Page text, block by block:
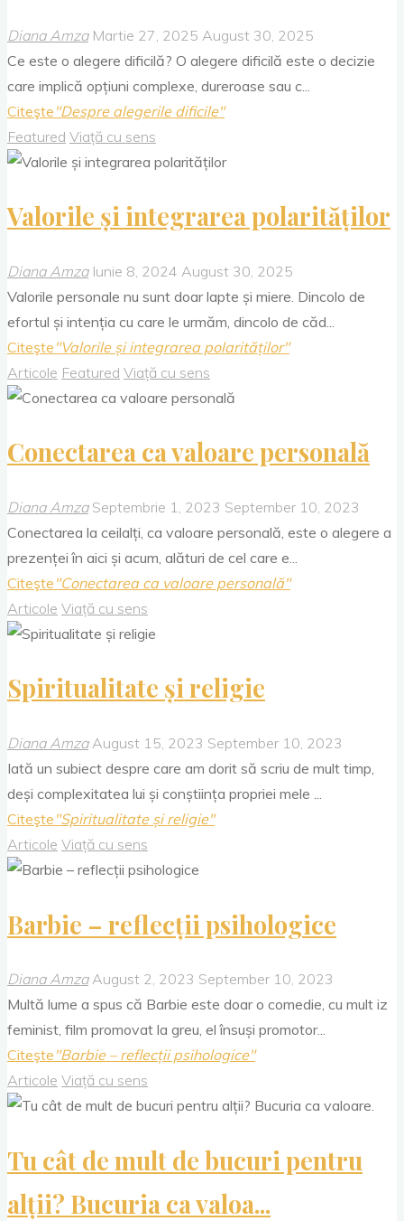
Diana Amza Martie 27, 2025 August 30, 2025
Ce este o alegere dificilă? O alegere dificilă este o decizie
care implică opțiuni complexe, dureroase sau c...
Citeşte "Despre alegerile dificile"
Featured Viață cu sens
Valorile și integrarea polarităților
Diana Amza Iunie 8, 2024 August 30, 2025
Valorile personale nu sunt doar lapte și miere. Dincolo de
efortul și intenția cu care le urmăm, dincolo de căd...
Citeşte "Valorile și integrarea polarităților"
Articole Featured Viață cu sens
Conectarea ca valoare personală
Diana Amza Septembrie 1, 2023 September 10, 2023
Conectarea la ceilalți, ca valoare personală, este o alegere a
prezenței în aici și acum, alături de cel care e...
Citeşte "Conectarea ca valoare personală"
Articole Viață cu sens
Spiritualitate și religie
Diana Amza August 15, 2023 September 10, 2023
Iată un subiect despre care am dorit să scriu de mult timp,
deși complexitatea lui și conștiința propriei mele ...
Citeşte "Spiritualitate și religie"
Articole Viață cu sens
Barbie – reflecții psihologice
Diana Amza August 2, 2023 September 10, 2023
Multă lume a spus că Barbie este doar o comedie, cu mult iz
feminist, film promovat la greu, el însuși promotor...
Citeşte "Barbie – reflecții psihologice"
Articole Viață cu sens
Tu cât de mult de bucuri pentru
alții? Bucuria ca valoa...